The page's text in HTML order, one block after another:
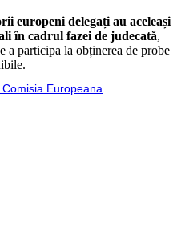
europeni delegați au aceleași
în cadrul fazei de judecată,
a participa la obținerea de probe
Europeana